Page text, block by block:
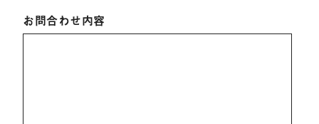
お問合わせ内容